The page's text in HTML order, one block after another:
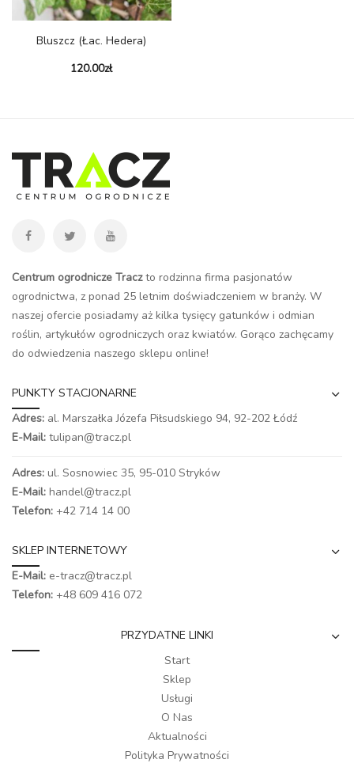
Bluszcz (łac. Hedera)
120.00zł
Centrum ogrodnicze Traczto rodzinna firma pasjonatów
ogrodnictwa, z ponad 25 letnim doświadczeniem w branży. W
naszej ofercie posiadamy aż kilka tysięcy gatunków i odmian
roślin, artykułów ogrodniczych oraz kwiatów. Gorąco zachęcamy
do odwiedzenia naszego sklepu online!
PUNKTY STACJONARNE
Adres: al. Marszałka Józefa Piłsudskiego 94, 92-202 Łódź
E-Mail: tulipan@tracz.pl
Adres: ul. Sosnowiec 35, 95-010 Stryków
E-Mail: handel@tracz.pl
Telefon: +42 714 14 00
SKLEP INTERNETOWY
E-Mail: e-tracz@tracz.pl
Telefon: +48 609 416 072
PRZYDATNE LINKI
Start
Sklep
Usługi
O Nas
Aktualności
Polityka Prywatności